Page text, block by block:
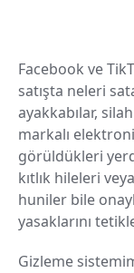
Facebook ve
satışta neleri
ayakkabılar,
markalı
görüldükleri
kıtlık hileleri
huniler bile
yasaklarını
Gizleme